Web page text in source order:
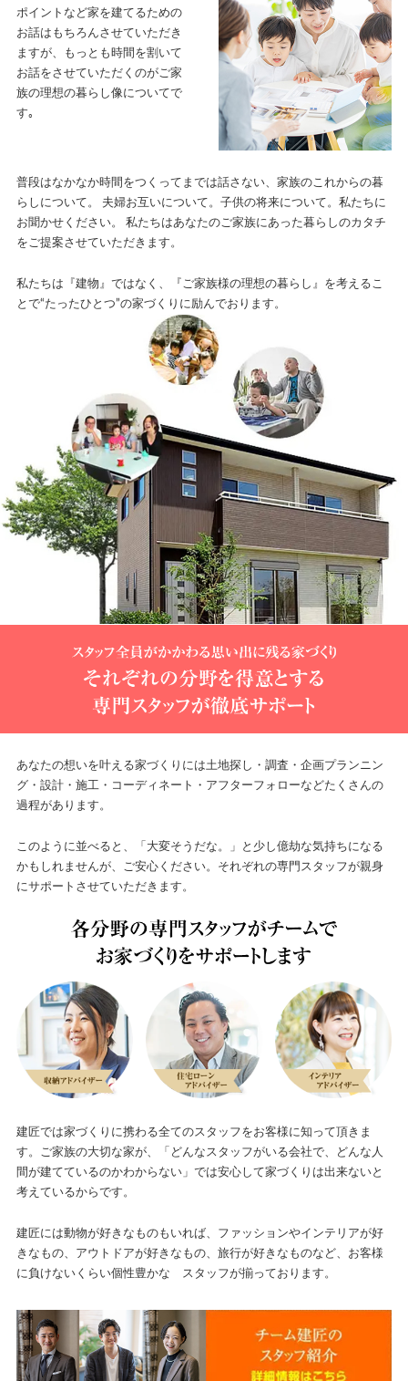
ポイントなど家を建てるための
お話はもちろんさせていただき
ますが、
もっとも時間を割いて
お話をさせていただくのがご家
族の理想の暮らし像についてで
す｡
普段はなかなか時間をつくってまでは話さない、家族のこれからの暮
らしについて。
夫婦お互いについて。子供の将来について。私たちに
お聞かせください。
私たちはあなたのご家族にあった暮らしのカタチ
をご提案させていただきます。
私たちは『建物』ではなく、『ご家族様の理想の暮らし』を考えるこ
とで“たったひとつ”の家づくりに励んでおります。
あなたの想いを叶える家づくりには土地探し・調査・企画プランニン
グ・設計・施工・コーディネート・アフターフォローなどたくさんの
過程があります。
このように並べると、「大変そうだな。」と少し億劫な気持ちになる
かもしれませんが、ご安心ください。それぞれの専門スタッフが親身
にサポートさせていただきます。
建匠では家づくりに携わる全てのスタッフをお客様に知って頂きま
す。ご家族の大切な家が、
「どんなスタッフがいる会社で、どんな人
間が建てているのかわからない」 では安心して家づくりは出来ないと
考えているからです。
建匠には動物が好きなものもいれば、ファッションやインテリアが好
きなもの、アウトドアが好きなもの、旅行が好きなものなど、お客様
に負けないくらい個性豊かな スタッフが揃っております。